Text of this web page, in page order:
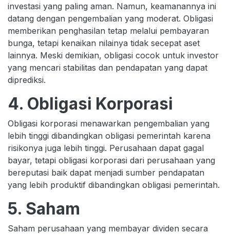
investasi yang paling aman. Namun, keamanannya ini
datang dengan pengembalian yang moderat. Obligasi
memberikan penghasilan tetap melalui pembayaran
bunga, tetapi kenaikan nilainya tidak secepat aset
lainnya. Meski demikian, obligasi cocok untuk investor
yang mencari stabilitas dan pendapatan yang dapat
diprediksi.
4. Obligasi Korporasi
Obligasi korporasi menawarkan pengembalian yang
lebih tinggi dibandingkan obligasi pemerintah karena
risikonya juga lebih tinggi. Perusahaan dapat gagal
bayar, tetapi obligasi korporasi dari perusahaan yang
bereputasi baik dapat menjadi sumber pendapatan
yang lebih produktif dibandingkan obligasi pemerintah.
5. Saham
Saham perusahaan yang membayar dividen secara